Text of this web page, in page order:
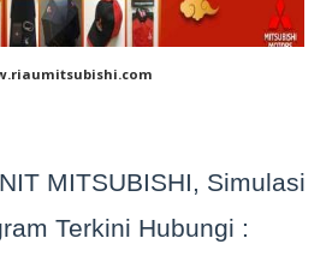
MITSUBISHI, Simulasi
Terkini Hubungi :